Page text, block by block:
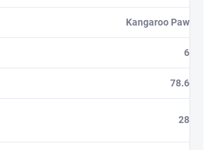
Kangaroo Paw
6
78.6
28